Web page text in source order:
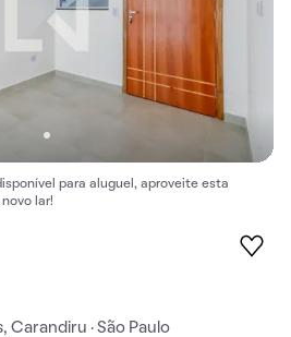
para aluguel, aproveite esta
lar!
Carandiru · São Paulo